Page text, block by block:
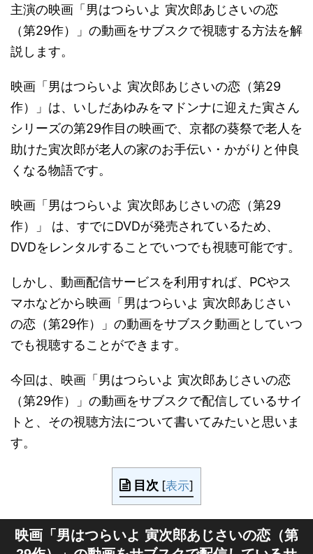
主演の映画「男はつらいよ 寅次郎あじさいの恋
（第29作）」の動画をサブスクで視聴する方法を解
説します。
映画「男はつらいよ 寅次郎あじさいの恋（第29
作）」は、いしだあゆみをマドンナに迎えた寅さん
シリーズの第29作目の映画で、京都の葵祭で老人を
助けた寅次郎が老人の家のお手伝い・かがりと仲良
くなる物語です。
映画「男はつらいよ 寅次郎あじさいの恋（第29
作）」 は、すでにDVDが発売されているため、
DVDをレンタルすることでいつでも視聴可能です。
しかし、動画配信サービスを利用すれば、PCやス
マホなどから映画「男はつらいよ 寅次郎あじさい
の恋（第29作）」の動画をサブスク動画としていつ
でも視聴することができます。
今回は、映画「男はつらいよ 寅次郎あじさいの恋
（第29作）」の動画をサブスクで配信しているサイ
トと、その視聴方法について書いてみたいと思いま
す。
目次 [表示]
映画「男はつらいよ 寅次郎あじさいの恋（第